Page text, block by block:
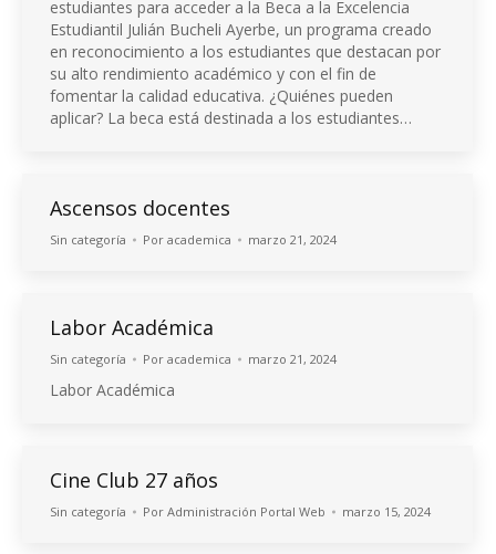
estudiantes para acceder a la Beca a la Excelencia
Estudiantil Julián Bucheli Ayerbe, un programa creado
en reconocimiento a los estudiantes que destacan por
su alto rendimiento académico y con el fin de
fomentar la calidad educativa. ¿Quiénes pueden
aplicar? La beca está destinada a los estudiantes…
Ascensos docentes
Sin categoría Por academica marzo 21, 2024
Labor Académica
Sin categoría Por academica marzo 21, 2024
Labor Académica
Cine Club 27 años
Sin categoría Por Administración Portal Web marzo 15, 2024